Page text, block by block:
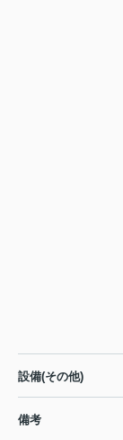
設備(その他)
備考